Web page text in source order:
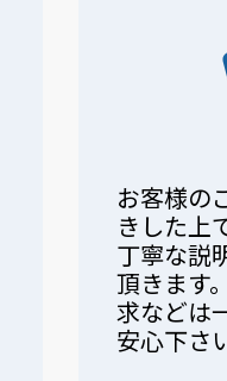
お客様の
きした上
丁寧な説
頂きます
求などは
安心下さ